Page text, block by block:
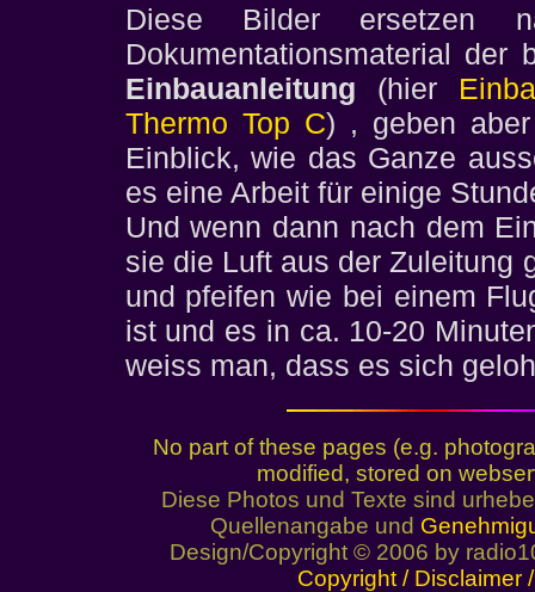
Diese Bilder ersetzen
Dokumentationsmaterial der
Einbauanleitung (hier
Thermo Top C) , geben
Einblick, wie das Ganze
es eine Arbeit für einige
Und wenn dann nach dem
sie die Luft aus der Zuleitung
und pfeifen wie bei einem
ist und es in ca. 10-20
weiss man, dass es sich
No part of these pages (e.g.
modified, stored on
Diese Photos und Texte sind
Quellenangabe und
Design/Copyright © 2006 by
Copyright / Disclaimer